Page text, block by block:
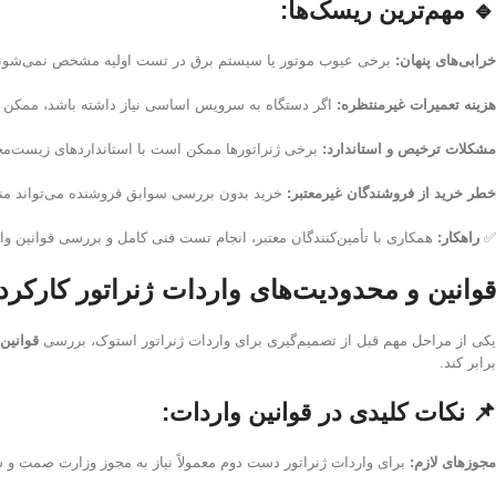
🔹 مهم‌ترین ریسک‌ها:
خرابی‌های پنهان: برخی عیوب موتور یا سیستم برق در تست اولیه مشخص
هزینه تعمیرات غیرمنتظره: اگر دستگاه به سرویس اساسی نیاز داشته باشد،
مشکلات ترخیص و استاندارد: برخی ژنراتورها ممکن است با استانداردهای
خطر خرید از فروشندگان غیرمعتبر: خرید بدون بررسی سوابق فروشنده می‌تواند
✅ راهکار: همکاری با تأمین‌کنندگان معتبر، انجام تست فنی کامل و بررسی
قوانین و محدودیت‌های واردات ژنراتور
یکی از مراحل مهم قبل از تصمیم‌گیری برای واردات ژنراتور استوک، بررسی
برابر کند.
📌 نکات کلیدی در قوانین واردات:
مجوزهای لازم: برای واردات ژنراتور دست دوم معمولاً نیاز به مجوز وزارت صمت و